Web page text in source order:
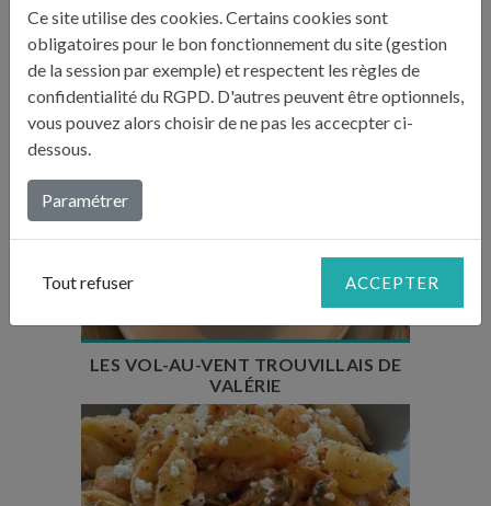
TARTARE DE CREVETTES ET SALADE
TRÉVISE
Temps de préparation : 30 min
Temps de cuisson : 30 à 40 minutes
LES VOL-AU-VENT TROUVILLAIS DE
VALÉRIE
Ce site utilise des cookies. Certains cookies sont
obligatoires pour le bon fonctionnement du site (gestion
de la session par exemple) et respectent les règles de
confidentialité du RGPD. D'autres peuvent être optionnels,
vous pouvez alors choisir de ne pas les accecpter ci-
dessous.
Paramétrer
Tout refuser ACCEPTER